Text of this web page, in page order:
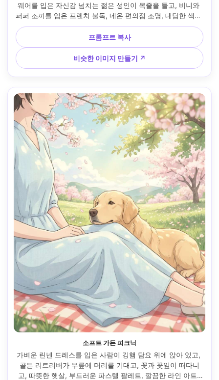
웨어를 입은 자신감 넘치는 젊은 성인이 목줄을 들고, 비니와
퍼퍼 조끼를 입은 프렌치 불독, 네온 편의점 조명, 대담한 색상
등급, 선명한 라인 아트, 날카로운 셀 음영, 날카로운 도시 분위
기, 패셔너블한 액세서리, 다이나믹 앵글, 크리에이터 스타일
초상화, 85mm 렌즈, 얕은 피사계 깊이 --ar 4:5
프롬프트 복사
비슷한 이미지 만들기 ↗
소프트 가든 피크닉
가벼운 린넨 드레스를 입은 사람이 깅햄 담요 위에 앉아 있고,
골든 리트리버가 무릎에 머리를 기대고, 꽃과 꽃잎이 떠다니
고, 따뜻한 햇살, 부드러운 파스텔 팔레트, 깔끔한 라인 아트,